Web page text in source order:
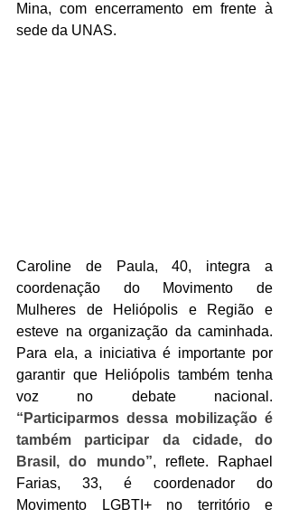
Mina, com encerramento em frente à
sede da UNAS.
Caroline de Paula, 40, integra a
coordenação do Movimento de
Mulheres de Heliópolis e Região e
esteve na organização da caminhada.
Para ela, a iniciativa é importante por
garantir que Heliópolis também tenha
“Participarmos dessa mobilização é
também participar da cidade, do
Brasil, do mundo”, reflete. Raphael
Farias, 33, é coordenador do
Movimento LGBTI+ no território e